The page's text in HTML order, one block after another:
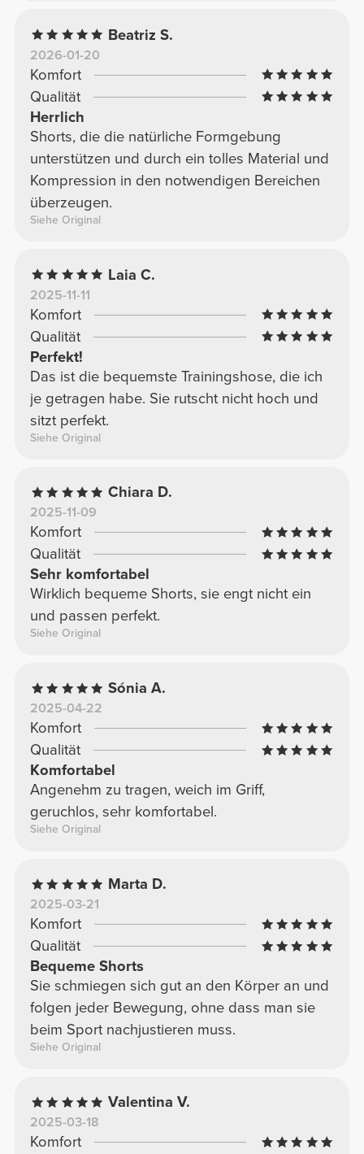
Beatriz S.
2026-01-20
Komfort
Qualität
Herrlich
Shorts, die die natürliche Formgebung
unterstützen und durch ein tolles Material und
Kompression in den notwendigen Bereichen
überzeugen.
Siehe Original
Laia C.
2025-11-11
Komfort
Qualität
Perfekt!
Das ist die bequemste Trainingshose, die ich
je getragen habe. Sie rutscht nicht hoch und
sitzt perfekt.
Siehe Original
Chiara D.
2025-11-09
Komfort
Qualität
Sehr komfortabel
Wirklich bequeme Shorts, sie engt nicht ein
und passen perfekt.
Siehe Original
Sónia A.
2025-04-22
Komfort
Qualität
Komfortabel
Angenehm zu tragen, weich im Griff,
geruchlos, sehr komfortabel.
Siehe Original
Marta D.
2025-03-21
Komfort
Qualität
Bequeme Shorts
Sie schmiegen sich gut an den Körper an und
folgen jeder Bewegung, ohne dass man sie
beim Sport nachjustieren muss.
Siehe Original
Valentina V.
2025-03-18
Komfort